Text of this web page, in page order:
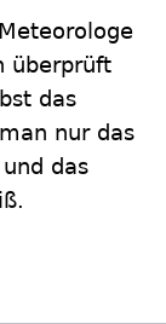
überprüft
das
nur das
das